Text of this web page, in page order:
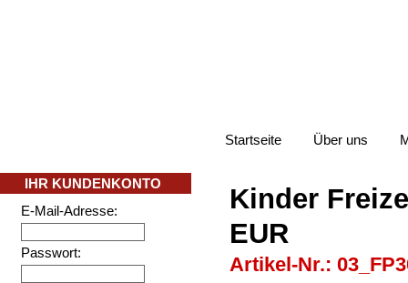
Startseite Über uns
IHR KUNDENKONTO
E-Mail-Adresse:
Passwort:
Kinder
EUR
Artikel-Nr.: